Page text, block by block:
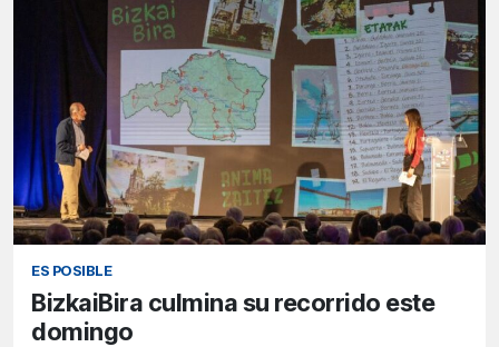
ES POSIBLE
BizkaiBira culmina su recorrido este
domingo